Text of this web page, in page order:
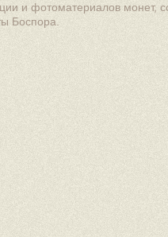
и фотоматериалов монет,
Боспора